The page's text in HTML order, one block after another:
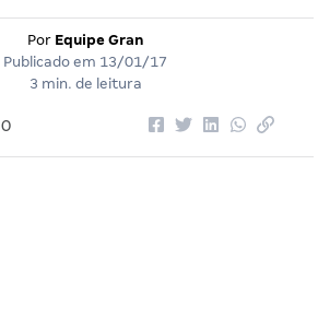
Por Equipe Gran
Publicado em 13/01/17
3 min. de leitura
0